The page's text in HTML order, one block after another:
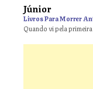
Júnior
Livros Para Morrer
Quando vi pela